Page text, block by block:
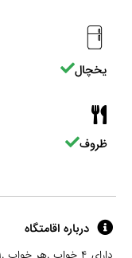
یخچال
ظروف
درباره اقامتگاه